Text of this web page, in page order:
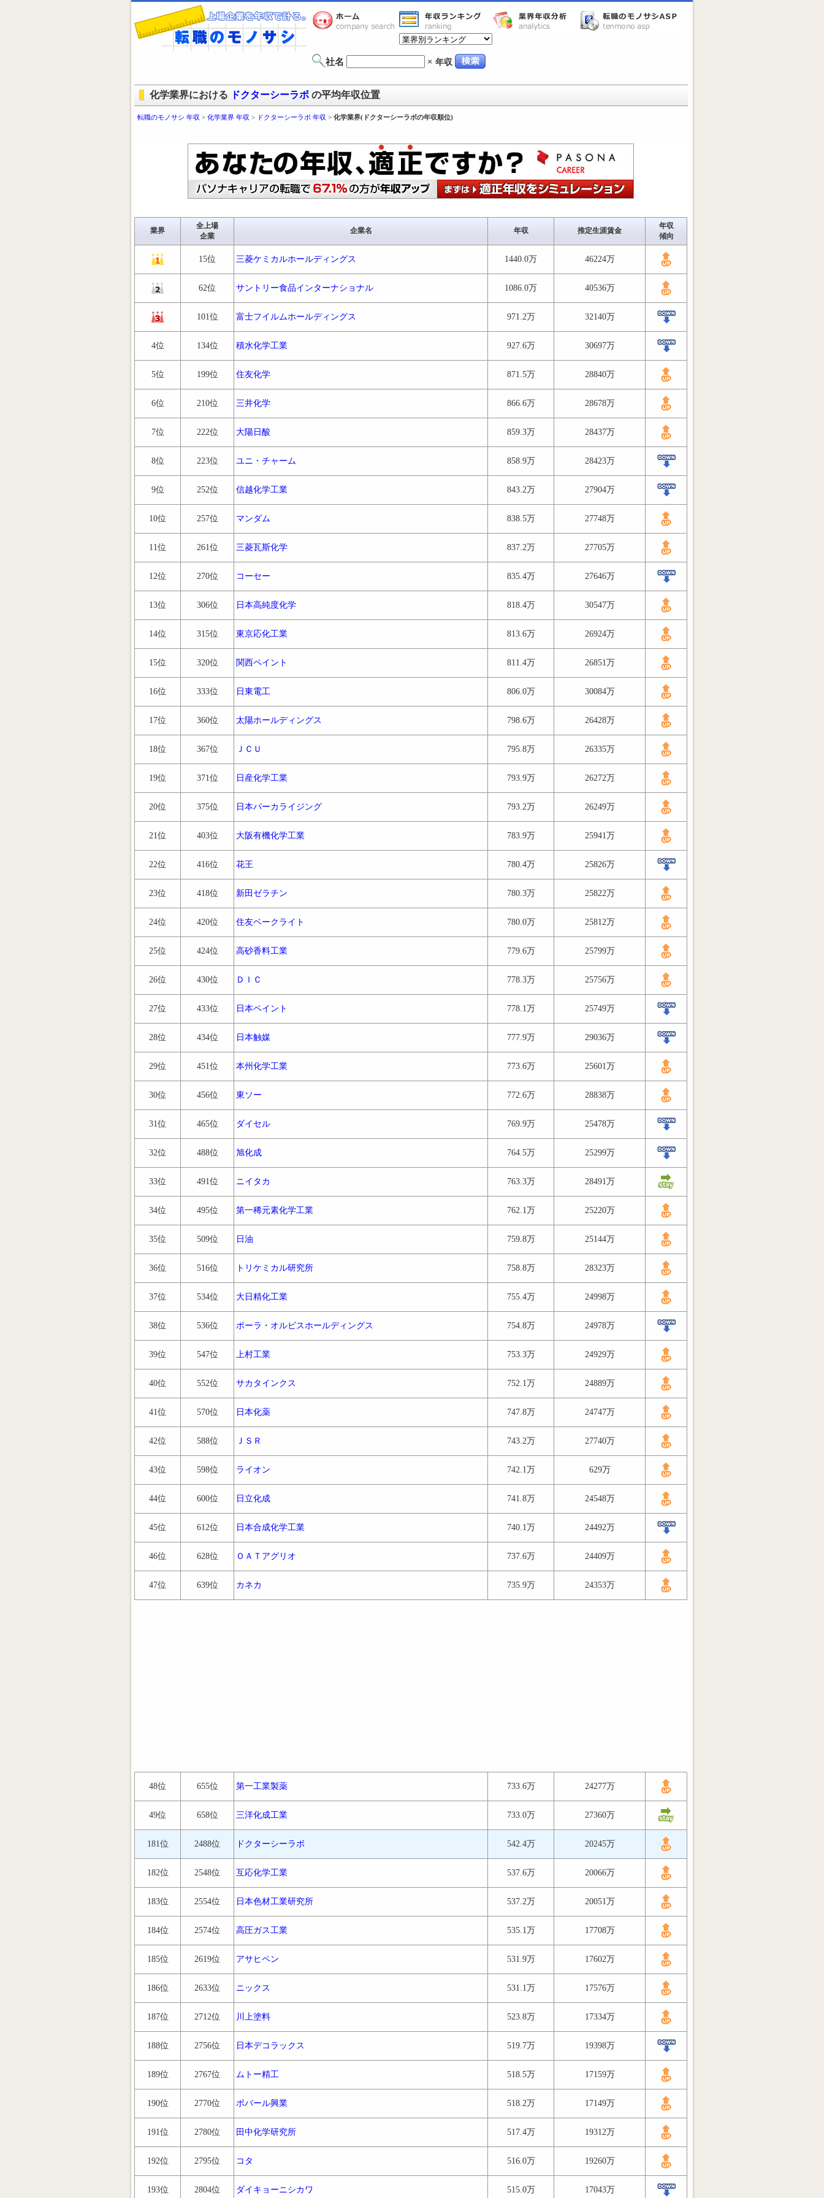
社名 × 年収
化学業界における ドクターシーラボ の平均年収位置
転職のモノサシ 年収 > 化学業界 年収 > ドクターシーラボ 年収 > 化学業界(ドクターシーラボの年収順位)
業界
全上場
企業
企業名 年収 推定生涯賃金
年収
傾向
15位 三菱ケミカルホールディングス 1440.0万 46224万
62位 サントリー食品インターナショナル 1086.0万 40536万
101位 富士フイルムホールディングス 971.2万 32140万
4位 134位 積水化学工業 927.6万 30697万
5位 199位 住友化学 871.5万 28840万
6位 210位 三井化学 866.6万 28678万
7位 222位 大陽日酸 859.3万 28437万
8位 223位 ユニ・チャーム 858.9万 28423万
9位 252位 信越化学工業 843.2万 27904万
10位 257位 マンダム 838.5万 27748万
11位 261位 三菱瓦斯化学 837.2万 27705万
12位 270位 コーセー 835.4万 27646万
13位 306位 日本高純度化学 818.4万 30547万
14位 315位 東京応化工業 813.6万 26924万
15位 320位 関西ペイント 811.4万 26851万
16位 333位 日東電工 806.0万 30084万
17位 360位 太陽ホールディングス 798.6万 26428万
18位 367位 ＪＣＵ 795.8万 26335万
19位 371位 日産化学工業 793.9万 26272万
20位 375位 日本パーカライジング 793.2万 26249万
21位 403位 大阪有機化学工業 783.9万 25941万
22位 416位 花王 780.4万 25826万
23位 418位 新田ゼラチン 780.3万 25822万
24位 420位 住友ベークライト 780.0万 25812万
25位 424位 高砂香料工業 779.6万 25799万
26位 430位 ＤＩＣ 778.3万 25756万
27位 433位 日本ペイント 778.1万 25749万
28位 434位 日本触媒 777.9万 29036万
29位 451位 本州化学工業 773.6万 25601万
30位 456位 東ソー 772.6万 28838万
31位 465位 ダイセル 769.9万 25478万
32位 488位 旭化成 764.5万 25299万
33位 491位 ニイタカ 763.3万 28491万
34位 495位 第一稀元素化学工業 762.1万 25220万
35位 509位 日油 759.8万 25144万
36位 516位 トリケミカル研究所 758.8万 28323万
37位 534位 大日精化工業 755.4万 24998万
38位 536位 ポーラ・オルビスホールディングス 754.8万 24978万
39位 547位 上村工業 753.3万 24929万
40位 552位 サカタインクス 752.1万 24889万
41位 570位 日本化薬 747.8万 24747万
42位 588位 ＪＳＲ 743.2万 27740万
43位 598位 ライオン 742.1万 629万
44位 600位 日立化成 741.8万 24548万
45位 612位 日本合成化学工業 740.1万 24492万
46位 628位 ＯＡＴアグリオ 737.6万 24409万
47位 639位 カネカ 735.9万 24353万
48位 655位 第一工業製薬 733.6万 24277万
49位 658位 三洋化成工業 733.0万 27360万
181位 2488位 ドクターシーラボ 542.4万 20245万
182位 2548位 互応化学工業 537.6万 20066万
183位 2554位 日本色材工業研究所 537.2万 20051万
184位 2574位 高圧ガス工業 535.1万 17708万
185位 2619位 アサヒペン 531.9万 17602万
186位 2633位 ニックス 531.1万 17576万
187位 2712位 川上塗料 523.8万 17334万
188位 2756位 日本デコラックス 519.7万 19398万
189位 2767位 ムトー精工 518.5万 17159万
190位 2770位 ポバール興業 518.2万 17149万
191位 2780位 田中化学研究所 517.4万 19312万
192位 2795位 コタ 516.0万 19260万
193位 2804位 ダイキョーニシカワ 515.0万 17043万